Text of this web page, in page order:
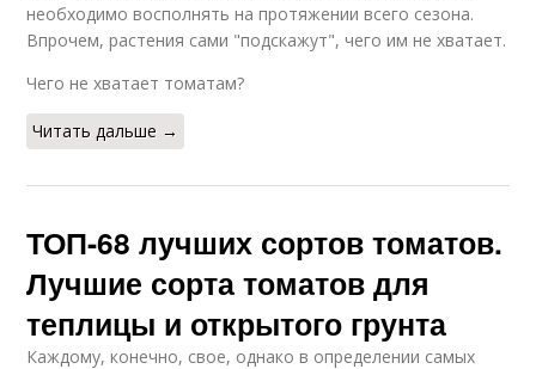
необходимо восполнять на протяжении всего сезона.
Впрочем, растения сами "подскажут", чего им не хватает.
Чего не хватает томатам?
Читать дальше →
ТОП-68 лучших сортов томатов.
Лучшие сорта томатов для
теплицы и открытого грунта
Каждому, конечно, свое, однако в определении самых